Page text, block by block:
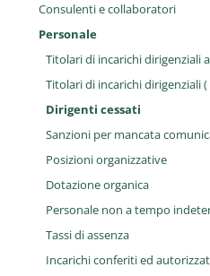
Consulenti e collaboratori
Personale
Titolari di incarichi dirigenziali
Titolari di incarichi dirigenziali
Dirigenti cessati
Sanzioni per mancata
Posizioni organizzative
Dotazione organica
Personale non a tempo
Tassi di assenza
Incarichi conferiti ed